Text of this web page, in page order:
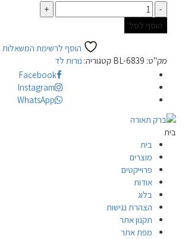
כמות
הוסף לסל
הוסף לרשימת המשאלות
מק"ט: BL-6839 קטגוריה: נורות לד
Facebook
Instagram
WhatsApp
בית
בית
מוצרים
פרוייקטים
אודות
בלוג
הצהרת נגישות
תקנון אתר
מפת אתר